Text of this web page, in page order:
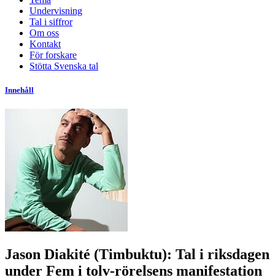
Undervisning
Tal i siffror
Om oss
Kontakt
För forskare
Stötta Svenska tal
Innehåll
Jason Diakité (Timbuktu): Tal i riksdagen
under Fem i tolv-rörelsens manifestation